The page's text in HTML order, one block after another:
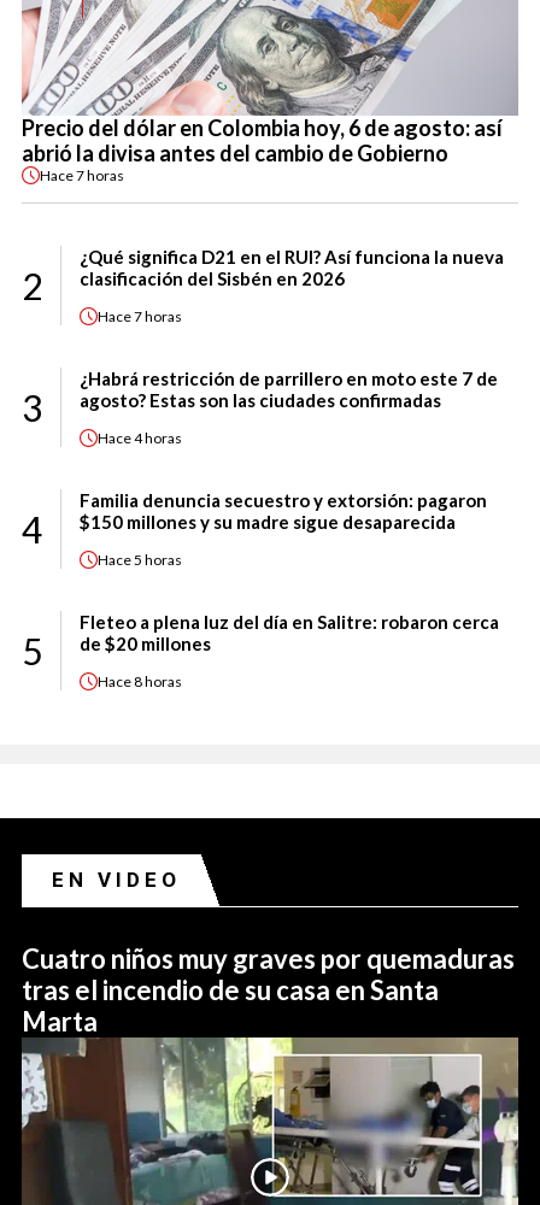
Precio del dólar en Colombia hoy, 6 de agosto: así
abrió la divisa antes del cambio de Gobierno
Hace7 horas
2
¿Qué significa D21 en el RUI? Así funciona la nueva
clasificación del Sisbén en 2026
Hace7 horas
3
¿Habrá restricción de parrillero en moto este 7 de
agosto? Estas son las ciudades confirmadas
Hace4 horas
4
Familia denuncia secuestro y extorsión: pagaron
$150 millones y su madre sigue desaparecida
Hace5 horas
5
Fleteo a plena luz del día en Salitre: robaron cerca
de $20 millones
Hace8 horas
EN VIDEO
Cuatro niños muy graves por quemaduras
tras el incendio de su casa en Santa
Marta